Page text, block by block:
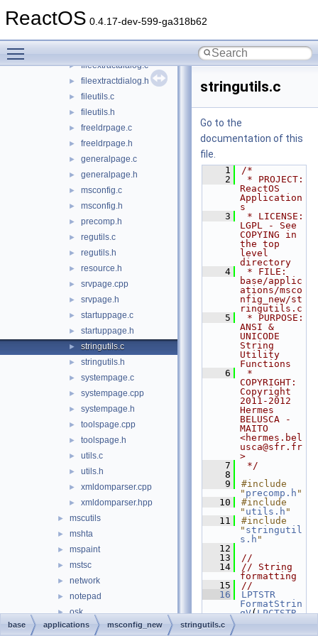
ReactOS 0.4.17-dev-599-ga318b62
► msconfig
► fileextractdialog.c
► fileextractdialog.h
► fileutils.c
► fileutils.h
► freeldrpage.c
► freeldrpage.h
► generalpage.c
► generalpage.h
► msconfig.c
► msconfig.h
► precomp.h
► regutils.c
► regutils.h
► resource.h
► srvpage.cpp
► srvpage.h
► startuppage.c
► startuppage.h
► stringutils.c
► stringutils.h
► systempage.c
► systempage.cpp
► systempage.h
► toolspage.cpp
► toolspage.h
► utils.c
► utils.h
► xmldomparser.cpp
► xmldomparser.hpp
► mscutils
► mshta
► mspaint
► mstsc
► network
► notepad
► osk
► rapps
stringutils.c
Go to the
documentation of this
file.
    1
/*
    2
* PROJECT:
ReactOS
Application
s
    3
* LICENSE:
LGPL - See
COPYING in
the top
level
directory
    4
* FILE:
base/applic
ations/msco
nfig_new/st
ringutils.c
    5
* PURPOSE:
ANSI &
UNICODE
String
Utility
Functions
    6
*
COPYRIGHT:
Copyright
2011-2012
Hermes
BELUSCA -
MAITO
<hermes.bel
usca@sfr.fr
>
    7
*/
    8
    9
#include
" precomp.h "
   10
#include
" utils.h "
   11
#include
" stringutil
s.h "
   12
   13
//
   14
// String
formatting
   15
//
   16
LPTSTR
FormatStrin
gV(LPCTSTR
base applications msconfig_new stringutils.c